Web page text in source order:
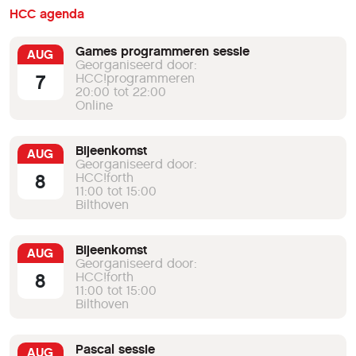
HCC agenda
AUG
7
Games programmeren sessie
Georganiseerd door:
HCC!programmeren
20:00 tot 22:00
Online
AUG
8
Bijeenkomst
Georganiseerd door:
HCC!forth
11:00 tot 15:00
Bilthoven
AUG
8
Bijeenkomst
Georganiseerd door:
HCC!forth
11:00 tot 15:00
Bilthoven
AUG
Pascal sessie